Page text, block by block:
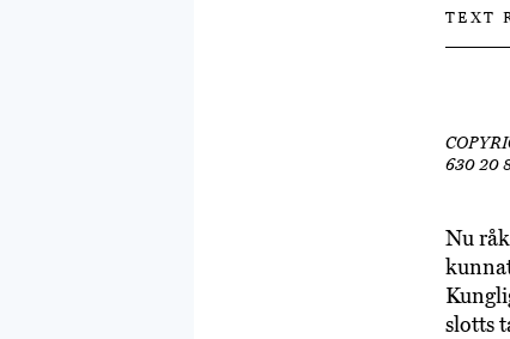
TEXT
630 20
Nu
slotts